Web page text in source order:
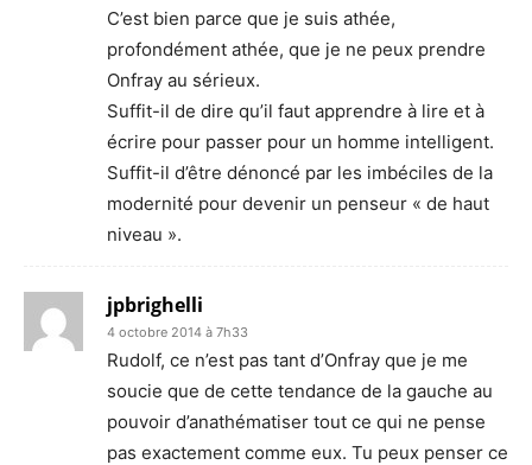
C’est bien parce que je suis athée,
profondément athée, que je ne peux prendre
Onfray au sérieux.
Suffit-il de dire qu’il faut apprendre à lire et à
écrire pour passer pour un homme intelligent.
Suffit-il d’être dénoncé par les imbéciles de la
modernité pour devenir un penseur « de haut
niveau ».
jpbrighelli
4 octobre 2014 à 7h33
Rudolf, ce n’est pas tant d’Onfray que je me
soucie que de cette tendance de la gauche au
pouvoir d’anathématiser tout ce qui ne pense
pas exactement comme eux. Tu peux penser ce